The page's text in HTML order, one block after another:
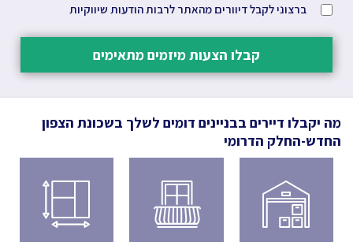
ברצוני לקבל דיוורים מהאתר לרבות הודעות שיווקיות
קבלו הצעות מיזמים מתאימים
מה יקבלו דיירים בבניינים דומים לשלך בשכונת הצפון
החדש-החלק הדרומי